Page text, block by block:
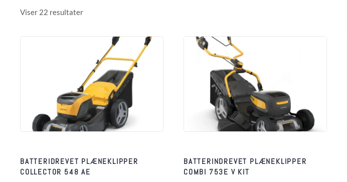
Viser 22 resultater
BATTERIDREVET PLÆNEKLIPPER
COLLECTOR 548 AE
BATTERINDREVET PLÆNEKLIPPER
COMBI 753E V KIT